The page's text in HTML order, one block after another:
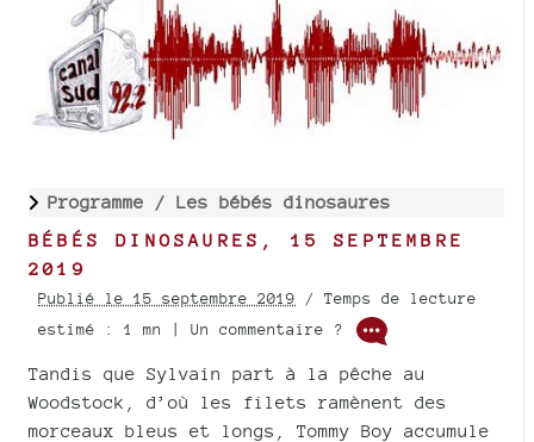
Programme / Les bébés dinosaures
BÉBÉS DINOSAURES, 15 SEPTEMBRE
2019
Publié le 15 septembre 2019 / Temps de lecture
estimé : 1 mn | Un commentaire ?
Tandis que Sylvain part à la pêche au
Woodstock, d’où les filets ramènent des
morceaux bleus et longs, Tommy Boy accumule